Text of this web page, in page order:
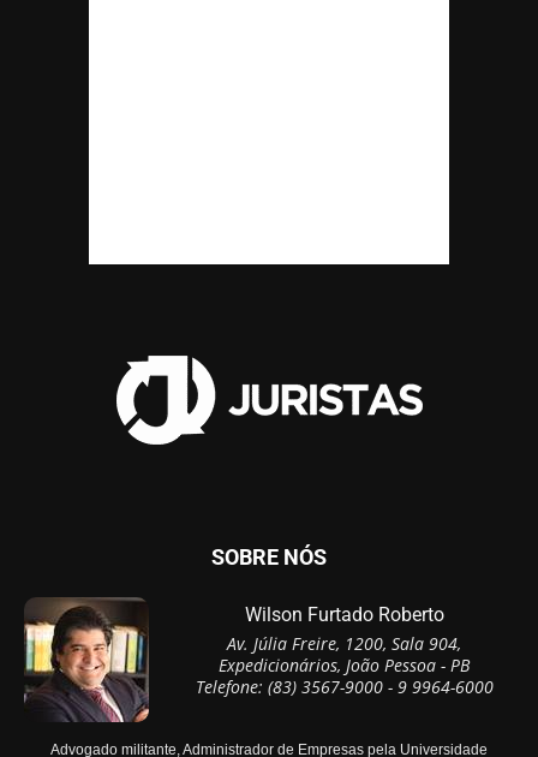
SOBRE NÓS
Wilson Furtado Roberto
Av. Júlia Freire, 1200, Sala 904,
Expedicionários, João Pessoa - PB
Telefone: (83) 3567-9000 - 9 9964-6000
Advogado militante, Administrador de Empresas pela Universidade